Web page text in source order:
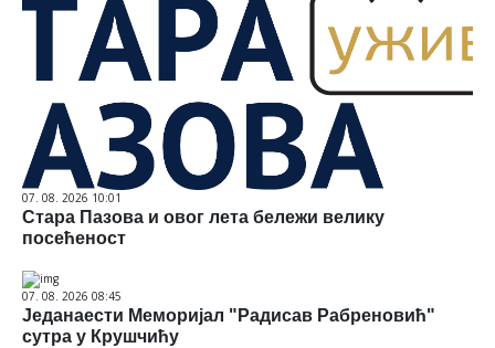
07. 08. 2026 10:01
Стара Пазова и овог лета бележи велику
посећеност
07. 08. 2026 08:45
Једанаести Меморијал "Радисав Рабреновић"
сутра у Крушчићу